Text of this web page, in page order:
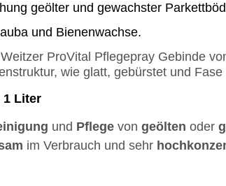
geölter und gewachster
und Bienenwachse.
ProVital Pflegepray Gebinde
wie glatt, gebürstet und
1 Liter
und Pflege von geölten oder
im Verbrauch und sehr